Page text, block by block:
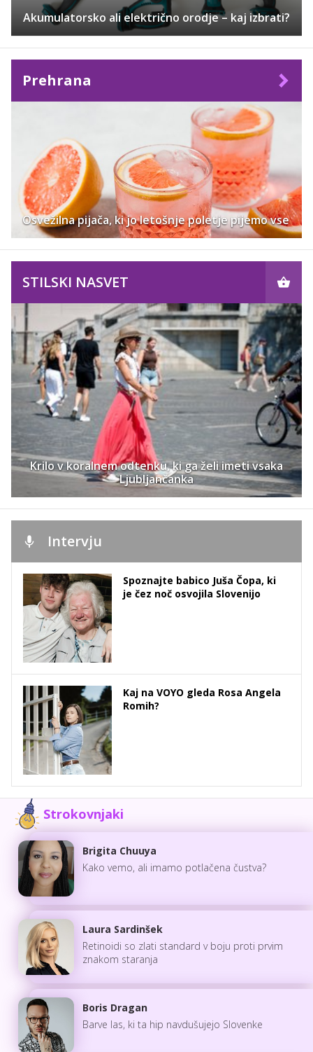
Akumulatorsko ali električno orodje – kaj izbrati?
Prehrana
Osvežilna pijača, ki jo letošnje poletje pijemo vse
STILSKI NASVET
Krilo v koralnem odtenku, ki ga želi imeti vsaka
Ljubljančanka
Intervju
Spoznajte babico Juša Čopa, ki
je čez noč osvojila Slovenijo
Kaj na VOYO gleda Rosa Angela
Romih?
Strokovnjaki
Brigita Chuuya
Kako vemo, ali imamo potlačena čustva?
Laura Sardinšek
Retinoidi so zlati standard v boju proti prvim
znakom staranja
Boris Dragan
Barve las, ki ta hip navdušujejo Slovenke